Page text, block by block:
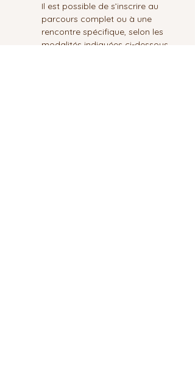
Il est possible de s’inscrire au
parcours complet ou à une
rencontre spécifique, selon les
modalités indiquées ci-dessous.